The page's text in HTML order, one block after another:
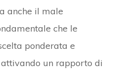
anche il male
che le
ponderata e
un rapporto di